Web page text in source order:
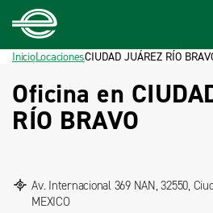
Inicio
Pie de página
InicioLocacionesCIUDAD JUÁREZ RÍO
Oficina en
RÍO BRAVO
Av. Internacional 369 NAN, 32550,
MEXICO